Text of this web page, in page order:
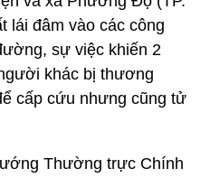
lái đâm vào các công
sự việc khiến 2
khác bị thương
cấp cứu nhưng cũng tử
Thường trực Chính